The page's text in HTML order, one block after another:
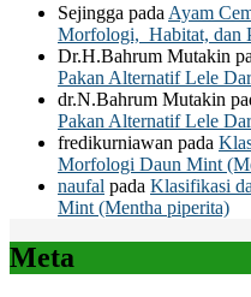
Sejingga pada Ayam
Morfologi, Habitat, dan
Dr.H.Bahrum Mutakin
Pakan Alternatif Lele
dr.N.Bahrum Mutakin
Pakan Alternatif Lele
fredikurniawan pada
Morfologi Daun Mint
naufal pada Klasifikasi
Mint (Mentha piperita)
Meta